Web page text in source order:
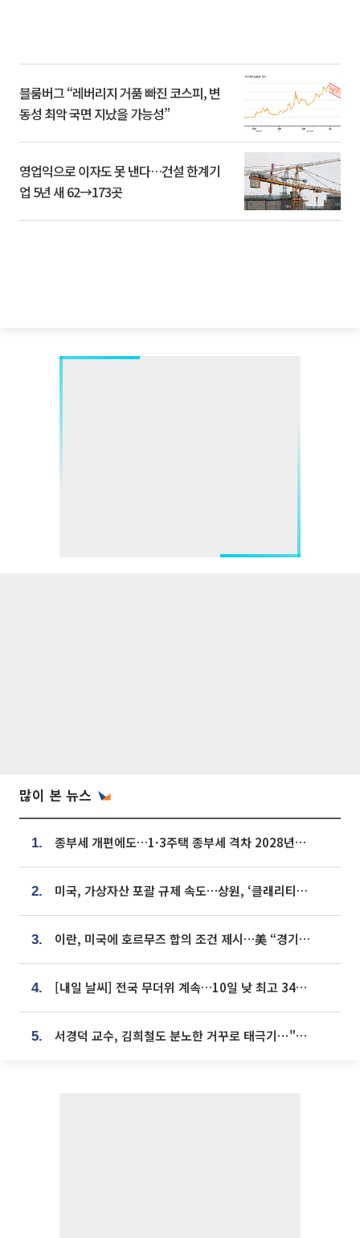
블룸버그 “레버리지 거품 빠진 코스피, 변
동성 최악 국면 지났을 가능성”
영업익으로 이자도 못 낸다…건설 한계기
업 5년 새 62→173곳
많이 본 뉴스
1. 종부세 개편에도…1·3주택 종부세 격차 2028년부터 확대
2. 미국, 가상자산 포괄 규제 속도…상원, ‘클래리티법’ 9월 절차투표 추진
3. 이란, 미국에 호르무즈 합의 조건 제시…美 “경기 아직 안 끝나” [종합]
4. [내일 날씨] 전국 무더위 계속…10일 낮 최고 34도 육박
5. 서경덕 교수, 김희철도 분노한 거꾸로 태극기⋯"엉터리는 아냐, 아쉬울 뿐"